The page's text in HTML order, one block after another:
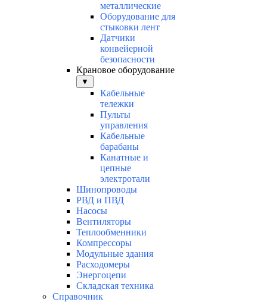
металлические
Оборудование для
стыковки лент
Датчики
конвейерной
безопасности
Крановое оборудование
▼
Кабельные
тележки
Пульты
управления
Кабельные
барабаны
Канатные и
цепные
электротали
Шинопроводы
РВД и ПВД
Насосы
Вентиляторы
Теплообменники
Компрессоры
Модульные здания
Расходомеры
Энергоцепи
Складская техника
Справочник